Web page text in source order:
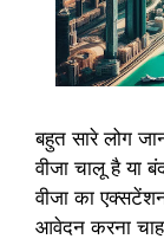
बहुत सारे लोग
वीजा चालू है या
वीजा का
आवेदन करना